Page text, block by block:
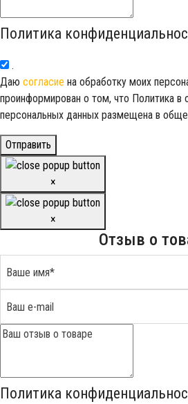
Политика
.
Даю согласие на обработку моих
проинформирован о том, что Политика в
персональных данных размещена в
Отправить
×
×
Отзыв о
Политика